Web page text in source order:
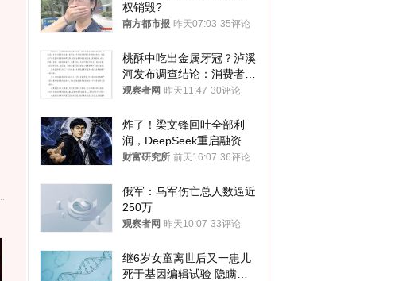
权销毁?
南方都市报 昨天07:03 35评论
桃酥中吃出金属牙冠？泸溪
河发布调查结论：消费者已
澄清，所发视频情况不属实
观察者网 昨天11:47 30评论
炸了！梁文锋回吐全部利
润，DeepSeek重启融资
财富研究所 前天16:07 36评论
俄军：乌军伤亡总人数逼近
250万
观察者网 昨天10:07 33评论
继6岁女童离世后又一患儿
死于基因编辑试验 隐瞒一